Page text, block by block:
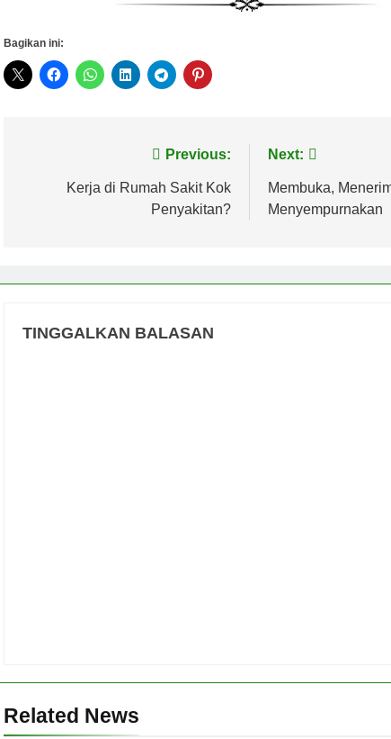
Bagikan ini:
Previous:
Kerja di Rumah Sakit Kok
Penyakitan?
Next:
Membuka,
Menyempurnakan
TINGGALKAN BALASAN
Related News